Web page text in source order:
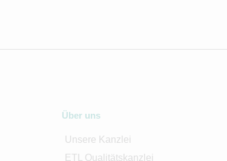
Über uns
Unsere Kanzlei
ETL Qualitätskanzlei